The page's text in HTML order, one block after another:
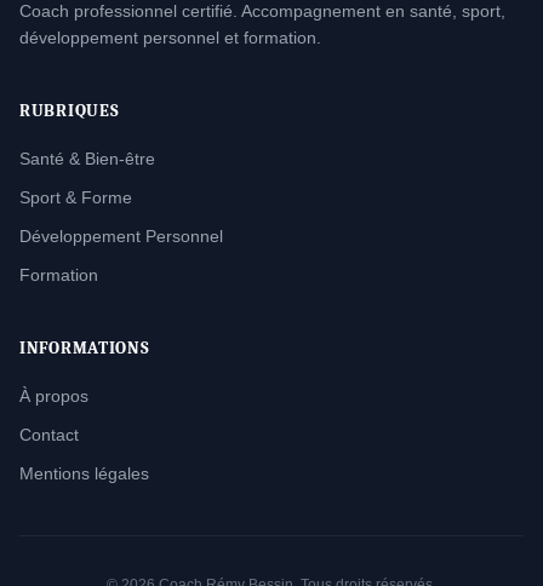
Coach professionnel certifié. Accompagnement en santé, sport,
développement personnel et formation.
RUBRIQUES
Santé & Bien-être
Sport & Forme
Développement Personnel
Formation
INFORMATIONS
À propos
Contact
Mentions légales